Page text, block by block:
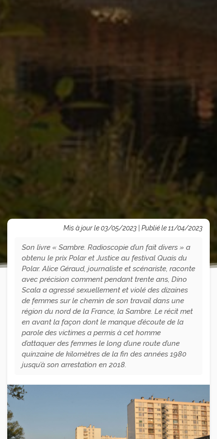
Mis à jour le 03/05/2023 | Publié le 11/04/2023
Son livre « Sambre. Radioscopie d’un fait divers » a
obtenu le prix Polar et Justice au festival Quais du
Polar. Alice Géraud, journaliste et scénariste, raconte
avec précision comment pendant trente ans, Dino
Scala a agressé sexuellement et violé des dizaines
de femmes sur le chemin de son travail dans une
région du nord de la France, la Sambre. Le récit met
en avant la façon dont le manque d’écoute de la
parole des victimes a permis à cet homme
d’attaquer des femmes le long d’une route d’une
quinzaine de kilomètres de la fin des années 1980
jusqu’à son arrestation en 2018.